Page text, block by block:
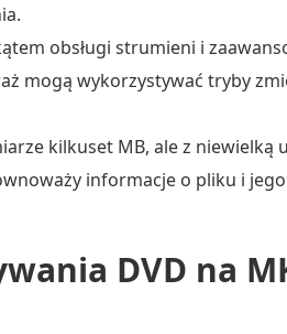
obsługi strumieni i
mogą wykorzystywać tryby
kilkuset MB, ale z niewielką
informacje o pliku i
DVD na